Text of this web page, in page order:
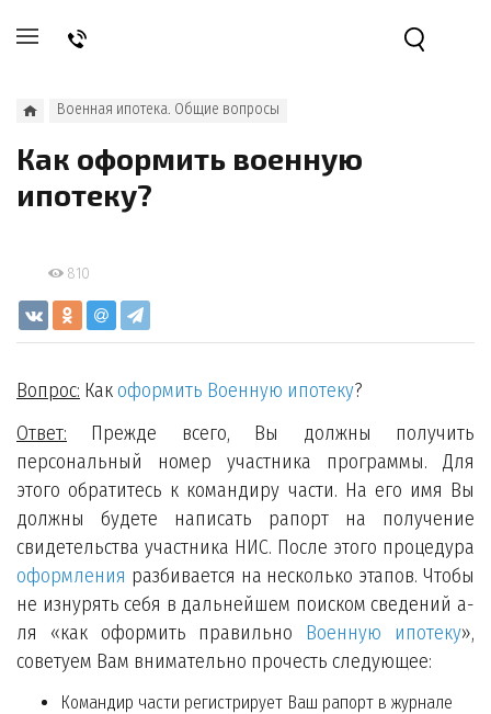
Военная ипотека. Общие вопросы
Как оформить военную
ипотеку?
810
Вопрос: Как оформить Военную ипотеку?
Ответ: Прежде всего, Вы должны получить
персональный номер участника программы. Для
этого обратитесь к командиру части. На его имя Вы
должны будете написать рапорт на получение
свидетельства участника НИС. После этого процедура
оформления разбивается на несколько этапов. Чтобы
не изнурять себя в дальнейшем поиском сведений а-
ля «как оформить правильно Военную ипотеку»,
советуем Вам внимательно прочесть следующее:
Командир части регистрирует Ваш рапорт в журнале